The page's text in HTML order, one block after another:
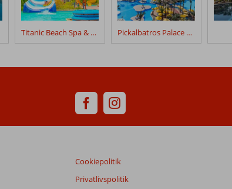
Titanic Beach Spa & Aqua Park Pickalbatros Palace Resort
Cookiepolitik
Privatlivspolitik